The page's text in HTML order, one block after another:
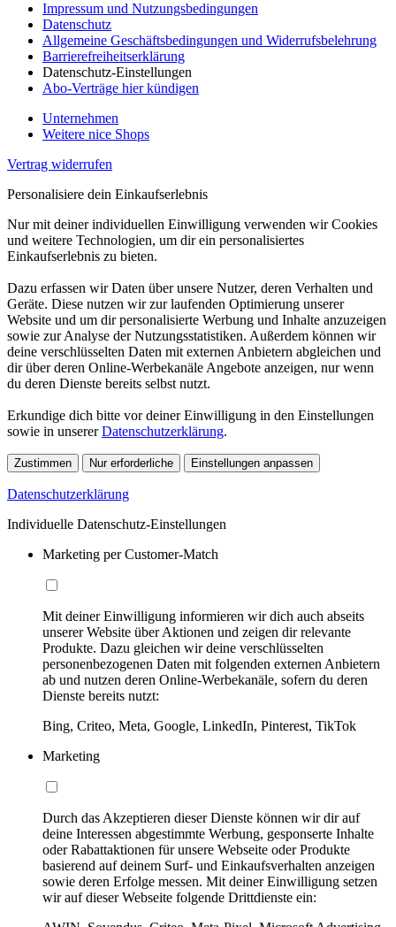
Impressum und Nutzungsbedingungen
Datenschutz
Allgemeine Geschäftsbedingungen und Widerrufsbelehrung
Barrierefreiheitserklärung
Datenschutz-Einstellungen
Abo-Verträge hier kündigen
Unternehmen
Weitere nice Shops
Vertrag widerrufen
Personalisiere dein Einkaufserlebnis
Nur mit deiner individuellen Einwilligung verwenden wir Cookies
und weitere Technologien, um dir ein personalisiertes
Einkaufserlebnis zu bieten.
Dazu erfassen wir Daten über unsere Nutzer, deren Verhalten und
Geräte. Diese nutzen wir zur laufenden Optimierung unserer
Website und um dir personalisierte Werbung und Inhalte anzuzeigen
sowie zur Analyse der Nutzungsstatistiken. Außerdem können wir
deine verschlüsselten Daten mit externen Anbietern abgleichen und
dir über deren Online-Werbekanäle Angebote anzeigen, nur wenn
du deren Dienste bereits selbst nutzt.
Erkundige dich bitte vor deiner Einwilligung in den Einstellungen
sowie in unsererDatenschutzerklärung.
Zustimmen Nur erforderliche Einstellungen anpassen
Datenschutzerklärung
Individuelle Datenschutz-Einstellungen
Marketing per Customer-Match
Mit deiner Einwilligung informieren wir dich auch abseits
unserer Website über Aktionen und zeigen dir relevante
Produkte. Dazu gleichen wir deine verschlüsselten
personenbezogenen Daten mit folgenden externen Anbietern
ab und nutzen deren Online-Werbekanäle, sofern du deren
Dienste bereits nutzt:
Bing, Criteo, Meta, Google, LinkedIn, Pinterest, TikTok
Marketing
Durch das Akzeptieren dieser Dienste können wir dir auf
deine Interessen abgestimmte Werbung, gesponserte Inhalte
oder Rabattaktionen für unsere Webseite oder Produkte
basierend auf deinem Surf- und Einkaufsverhalten anzeigen
sowie deren Erfolge messen. Mit deiner Einwilligung setzen
wir auf dieser Webseite folgende Drittdienste ein: